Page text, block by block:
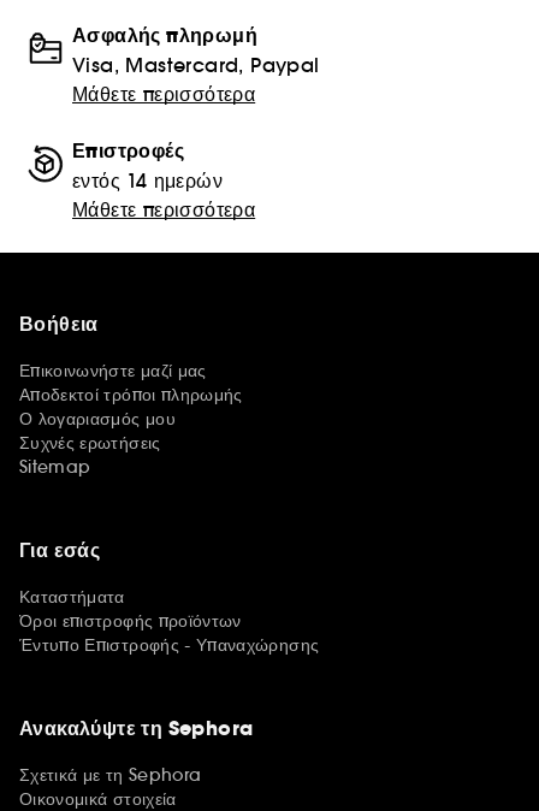
Ασφαλής πληρωμή
Visa, Mastercard, Paypal
Μάθετε περισσότερα
Επιστροφές
εντός 14 ημερών
Μάθετε περισσότερα
Βοήθεια
Επικοινωνήστε μαζί μας
Αποδεκτοί τρόποι πληρωμής
Ο λογαριασμός μου
Συχνές ερωτήσεις
Sitemap
Για εσάς
Καταστήματα
Όροι επιστροφής προϊόντων
Έντυπο Επιστροφής - Υπαναχώρησης
Ανακαλύψτε τη Sephora
Σχετικά με τη Sephora
Οικονομικά στοιχεία